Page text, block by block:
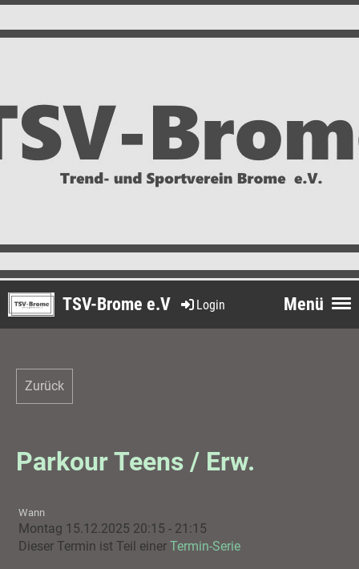
Menü
Login
TSV-Brome e.V
Zurück
Parkour Teens / Erw.
Wann
Montag 15.12.2025 20:15 - 21:15
Dieser Termin ist Teil einer Termin-Serie